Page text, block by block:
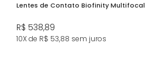
Lentes de Contato Biofinity Multifocal
R$ 538,89
10X de R$ 53,88 sem juros